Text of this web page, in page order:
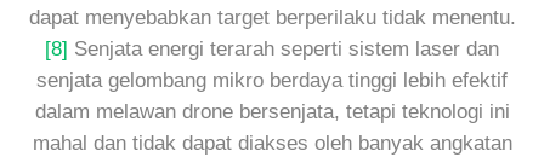
dapat menyebabkan target berperilaku tidak menentu.
[8] Senjata energi terarah seperti sistem laser dan
senjata gelombang mikro berdaya tinggi lebih efektif
dalam melawan drone bersenjata, tetapi teknologi ini
mahal dan tidak dapat diakses oleh banyak angkatan